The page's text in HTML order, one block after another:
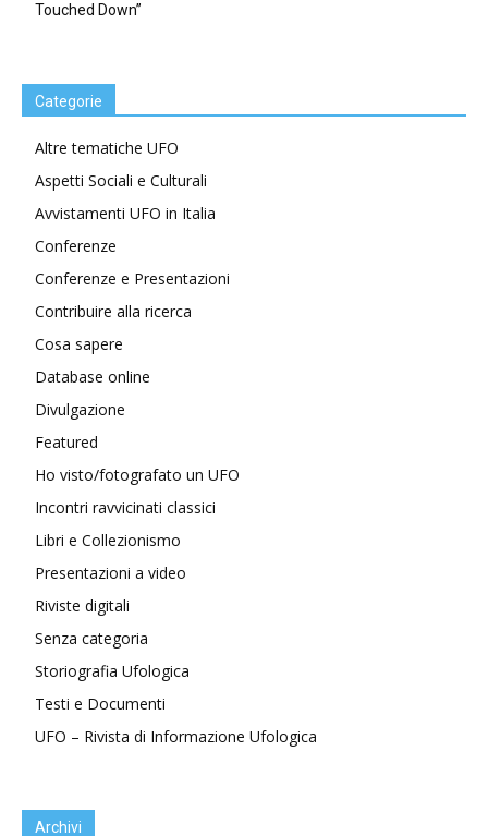
Touched Down”
Categorie
Altre tematiche UFO
Aspetti Sociali e Culturali
Avvistamenti UFO in Italia
Conferenze
Conferenze e Presentazioni
Contribuire alla ricerca
Cosa sapere
Database online
Divulgazione
Featured
Ho visto/fotografato un UFO
Incontri ravvicinati classici
Libri e Collezionismo
Presentazioni a video
Riviste digitali
Senza categoria
Storiografia Ufologica
Testi e Documenti
UFO – Rivista di Informazione Ufologica
Archivi